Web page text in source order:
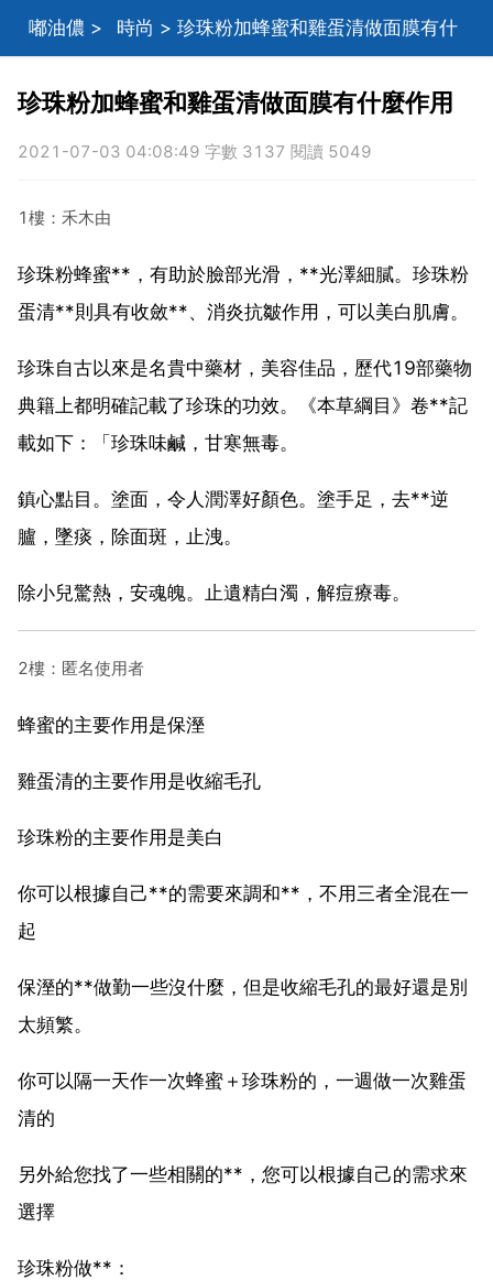
嘟油儂 > 時尚 > 珍珠粉加蜂蜜和雞蛋清做面膜有什
珍珠粉加蜂蜜和雞蛋清做面膜有什麼作用
2021-07-03 04:08:49 字數 3137 閱讀 5049
1樓：禾木由
珍珠粉蜂蜜**，有助於臉部光滑，**光澤細膩。珍珠粉
蛋清**則具有收斂**、消炎抗皺作用，可以美白肌膚。
珍珠自古以來是名貴中藥材，美容佳品，歷代19部藥物
典籍上都明確記載了珍珠的功效。《本草綱目》卷**記
載如下：「珍珠味鹹，甘寒無毒。
鎮心點目。塗面，令人潤澤好顏色。塗手足，去**逆
臚，墜痰，除面斑，止洩。
除小兒驚熱，安魂魄。止遺精白濁，解痘療毒。
2樓：匿名使用者
蜂蜜的主要作用是保溼
雞蛋清的主要作用是收縮毛孔
珍珠粉的主要作用是美白
你可以根據自己**的需要來調和**，不用三者全混在一
起
保溼的**做勤一些沒什麼，但是收縮毛孔的最好還是別
太頻繁。
你可以隔一天作一次蜂蜜＋珍珠粉的，一週做一次雞蛋
清的
另外給您找了一些相關的**，您可以根據自己的需求來
選擇
珍珠粉做**：